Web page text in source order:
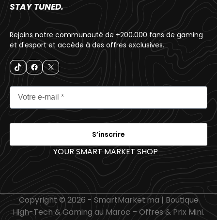
STAY TUNED.
Rejoins notre communauté de +200.000 fans de gaming
et d'esport et accède à des offres exclusives.
S’inscrire
YOUR SMART MARKET SHOP _
Copyright © 2026 - SmartMarket.ma | Boutique
High-Tech & Gaming au Maroc – Offres & Prix Mini.